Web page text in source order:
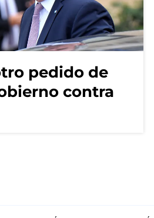
pedido de
contra